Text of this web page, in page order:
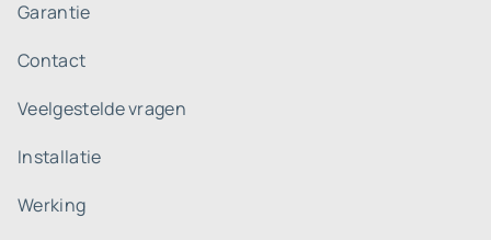
Garantie
Contact
Veelgestelde vragen
Installatie
Werking